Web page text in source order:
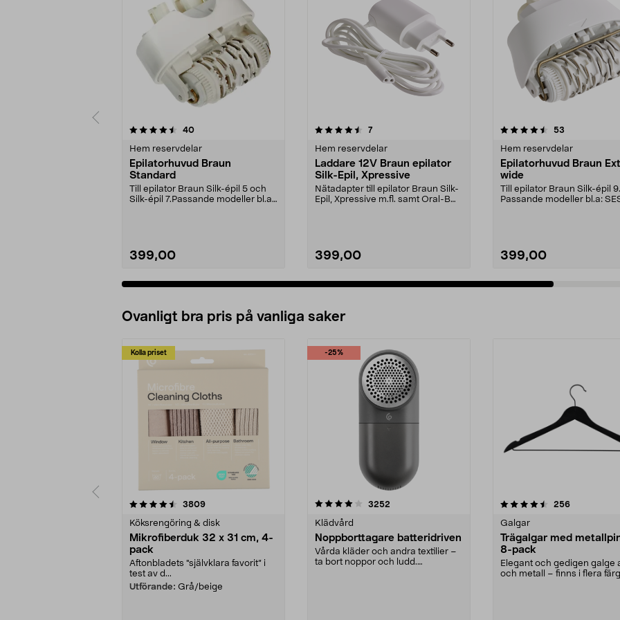
40recensioner
Hem reservdelar
Epilatorhuvud Braun
Standard
Till epilator Braun Silk-épil 5 och
Silk-épil 7.Passande modeller bl.a:
399,00
4.5av 5 stjärnor 7recensioner
Hem reservdelar
Laddare 12V Braun epilator
Silk-Epil, Xpressive
Nätadapter till epilator Braun Silk-
Epil, Xpressive m.fl. samt Oral-B
399,00
4.5av 5 stjärnor 53
Hem reservdelar
Epilatorhuvud Braun
wide
Till epilator Braun Silk-épil 9.
Passande modeller bl.a:
399,00
0.0 av 5 stjärnor
Ovanligt bra pris på vanliga saker
Kolla priset
3809recensioner
Köksrengöring & disk
Mikrofiberduk 32 x 31 cm, 4-
pack
Aftonbladets "självklara favorit” i
test av d...
Utförande: Grå/beige
-25%
4.0av 5 stjärnor 3252
Klädvård
Noppborttagare batteridriven
Vårda kläder och andra textilier –
ta bort noppor och ludd.
4.5av 5 stjärnor 256recensioner
Galgar
Trägalgar med
8-pack
Elegant och gedigen galge
och metall – finns i flera
4.0av 5 stjärnor